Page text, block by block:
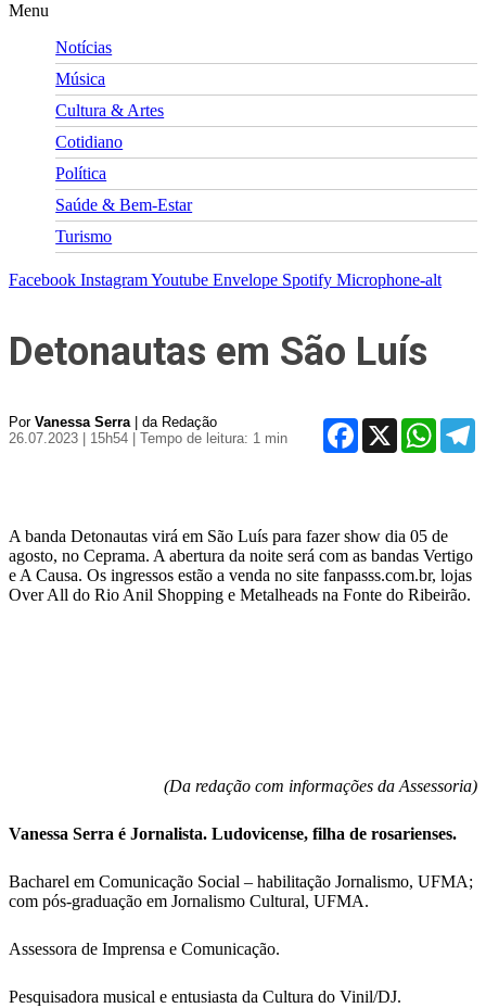
Menu
Notícias
Música
Cultura & Artes
Cotidiano
Política
Saúde & Bem-Estar
Turismo
Facebook InstagramYoutube Envelope Spotify Microphone-alt
Detonautas em São Luís
Por Vanessa Serra| da Redação
26.07.2023 | 15h54
| Tempo de leitura: 1 min
Facebook
X
A banda Detonautas virá em São Luís para fazer show dia 05 de
agosto, no Ceprama. A abertura da noite será com as bandas Vertigo
e A Causa. Os ingressos estão a venda no site fanpasss.com.br, lojas
Over All do Rio Anil Shopping e Metalheads na Fonte do Ribeirão.
(Da redação com informações da Assessoria)
Vanessa Serra é Jornalista. Ludovicense, filha de rosarienses.
Bacharel em Comunicação Social – habilitação Jornalismo, UFMA;
com pós-graduação em Jornalismo Cultural, UFMA.
Assessora de Imprensa e Comunicação.
Pesquisadora musical e entusiasta da Cultura do Vinil/DJ.